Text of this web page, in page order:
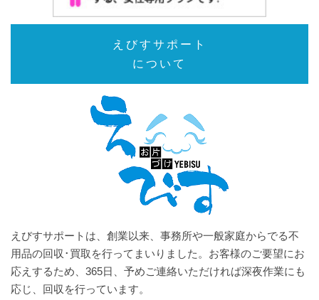
えびすサポート
について
えびすサポートは、創業以来、事務所や一般家庭からでる不
用品の回収･買取を行ってまいりました。お客様のご要望にお
応えするため、365日、予めご連絡いただければ深夜作業にも
応じ、回収を行っています。